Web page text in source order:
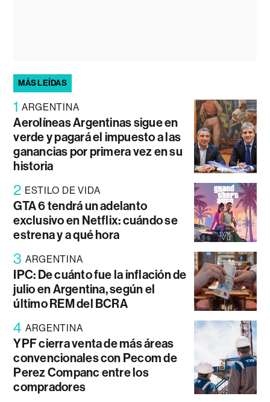
MÁS LEÍDAS
1 ARGENTINA
Aerolíneas Argentinas sigue en
verde y pagará el impuesto a las
ganancias por primera vez en su
historia
2 ESTILO DE VIDA
GTA 6 tendrá un adelanto
exclusivo en Netflix: cuándo se
estrena y a qué hora
3 ARGENTINA
IPC: De cuánto fue la inflación de
julio en Argentina, según el
último REM del BCRA
4 ARGENTINA
YPF cierra venta de más áreas
convencionales con Pecom de
Perez Companc entre los
compradores